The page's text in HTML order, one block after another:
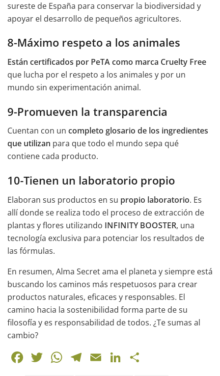
sureste de España para conservar la biodiversidad y
apoyar el desarrollo de pequeños agricultores.
8-Máximo respeto a los animales
Están certificados por PeTA como marca Cruelty Free
que lucha por el respeto a los animales y por un
mundo sin experimentación animal.
9-Promueven la transparencia
Cuentan con un completo glosario de los ingredientes
que utilizan para que todo el mundo sepa qué
contiene cada producto.
10-Tienen un laboratorio propio
Elaboran sus productos en su propio laboratorio. Es
allí donde se realiza todo el proceso de extracción de
plantas y flores utilizando INFINITY BOOSTER, una
tecnología exclusiva para potenciar los resultados de
las fórmulas.
En resumen, Alma Secret ama el planeta y siempre está
buscando los caminos más respetuosos para crear
productos naturales, eficaces y responsables. El
camino hacia la sostenibilidad forma parte de su
filosofía y es responsabilidad de todos. ¿Te sumas al
cambio?
F T W T E Li